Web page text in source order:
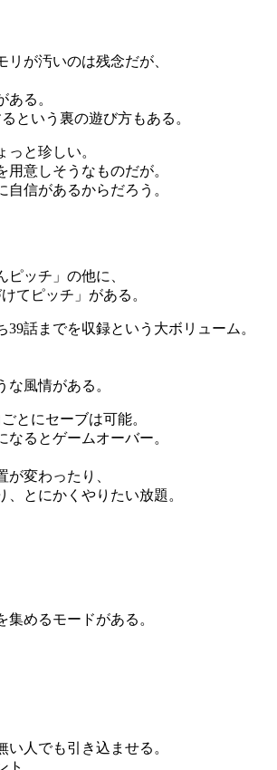
が汚いのは残念だが、
る。
という裏の遊び方もある。
と珍しい。
意しそうなものだが。
信があるからだろう。
ッチ」の他に、
てピッチ」がある。
話までを収録という大ボリューム。
風情がある。
とにセーブは可能。
るとゲームオーバー。
変わったり、
とにかくやりたい放題。
めるモードがある。
人でも引き込ませる。